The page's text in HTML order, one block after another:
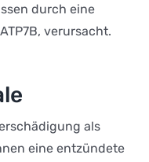
durch eine
verursacht.
als
eine entzündete